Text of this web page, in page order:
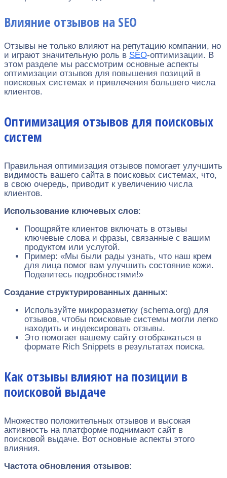
Влияние отзывов на SEO
Отзывы не только влияют на репутацию компании, но
и играют значительную роль в SEO-оптимизации. В
этом разделе мы рассмотрим основные аспекты
оптимизации отзывов для повышения позиций в
поисковых системах и привлечения большего числа
клиентов.
Оптимизация отзывов для поисковых
систем
Правильная оптимизация отзывов помогает улучшить
видимость вашего сайта в поисковых системах, что,
в свою очередь, приводит к увеличению числа
клиентов.
Использование ключевых слов:
Поощряйте клиентов включать в отзывы
ключевые слова и фразы, связанные с вашим
продуктом или услугой.
Пример: «Мы были рады узнать, что наш крем
для лица помог вам улучшить состояние кожи.
Поделитесь подробностями!»
Создание структурированных данных:
Используйте микроразметку (schema.org) для
отзывов, чтобы поисковые системы могли легко
находить и индексировать отзывы.
Это помогает вашему сайту отображаться в
формате Rich Snippets в результатах поиска.
Как отзывы влияют на позиции в
поисковой выдаче
Множество положительных отзывов и высокая
активность на платформе поднимают сайт в
поисковой выдаче. Вот основные аспекты этого
влияния.
Частота обновления отзывов: